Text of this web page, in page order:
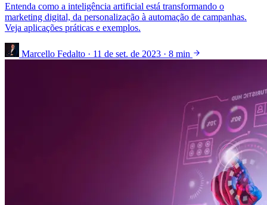
Entenda como a inteligência artificial está transformando o
marketing digital, da personalização à automação de campanhas.
Veja aplicações práticas e exemplos.
Marcello Fedalto · 11 de set. de 2023 · 8 min